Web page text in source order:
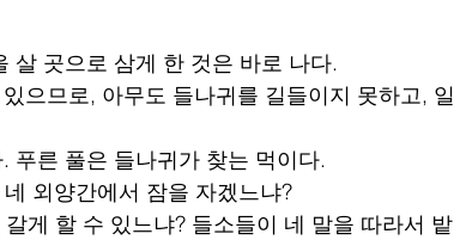
살 곳으로 삼게 한 것은 바로 나다.
으므로, 아무도 들나귀를 길들이지 못하고, 일
푸른 풀은 들나귀가 찾는 먹이다.
외양간에서 잠을 자겠느냐?
게 할 수 있느냐? 들소들이 네 말을 따라서 밭